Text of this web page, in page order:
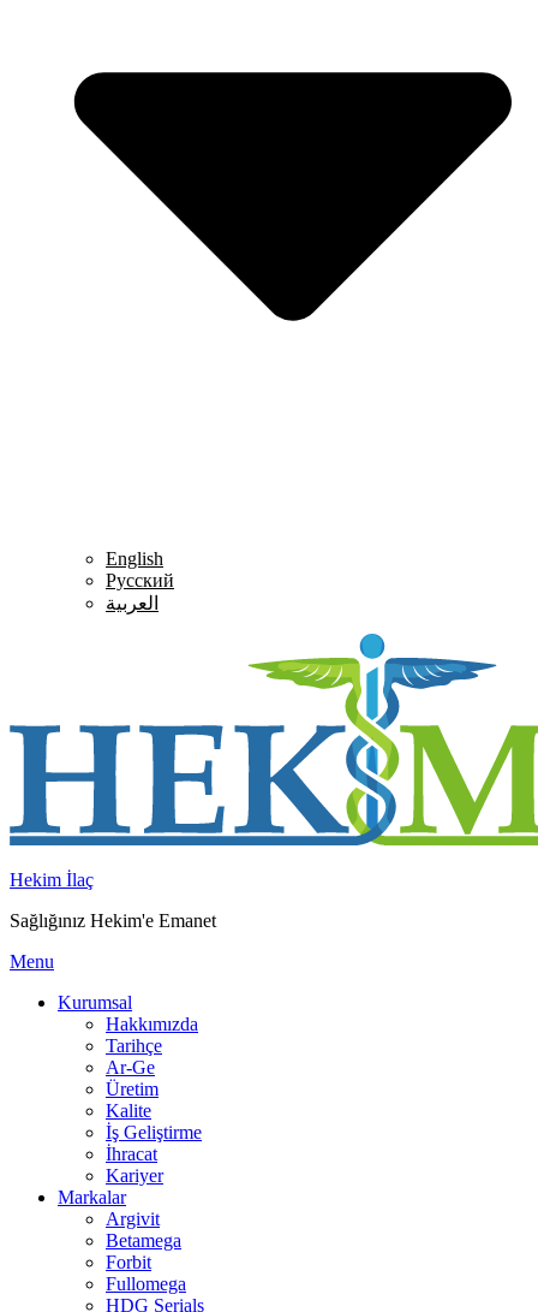
English
Русский
العربية
Hekim İlaç
Sağlığınız Hekim'e Emanet
Menu
Kurumsal
Hakkımızda
Tarihçe
Ar-Ge
Üretim
Kalite
İş Geliştirme
İhracat
Kariyer
Markalar
Argivit
Betamega
Forbit
Fullomega
HDG Serials